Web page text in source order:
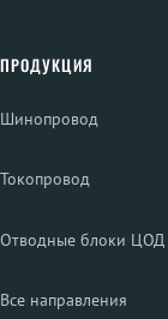
ПРОДУКЦИЯ
Шинопровод
Токопровод
Отводные блоки ЦОД
Все направления